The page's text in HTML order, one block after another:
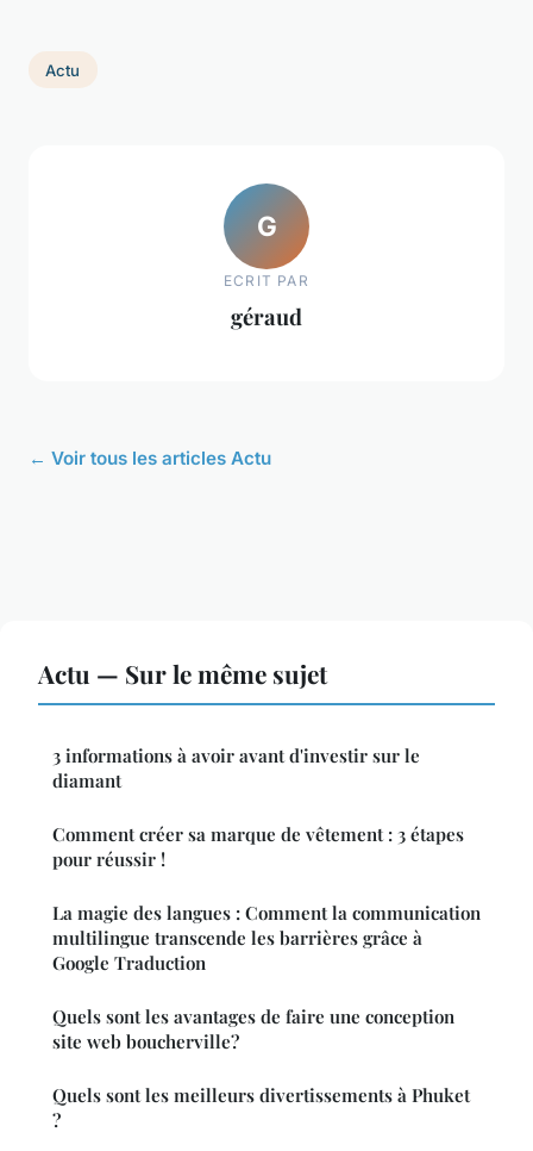
Actu
G
ECRIT PAR
géraud
← Voir tous les articles Actu
Actu — Sur le même sujet
3 informations à avoir avant d'investir sur le
diamant
Comment créer sa marque de vêtement : 3 étapes
pour réussir !
La magie des langues : Comment la communication
multilingue transcende les barrières grâce à
Google Traduction
Quels sont les avantages de faire une conception
site web boucherville?
Quels sont les meilleurs divertissements à Phuket
?